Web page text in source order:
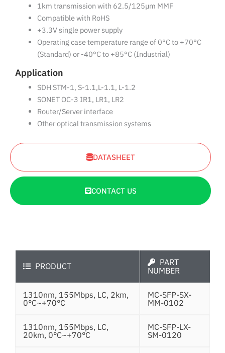
1km transmission with 62.5/125µm MMF
Compatible with RoHS
+3.3V single power supply
Operating case temperature range of 0°C to +70°C
(Standard) or -40°C to +85°C (Industrial)
Application
SDH STM-1, S-1.1,L-1.1, L-1.2
SONET OC-3 IR1, LR1, LR2
Router/Server interface
Other optical transmission systems
DATASHEET
CONTACT US
PRODUCT
PART
NUMBER
1310nm, 155Mbps, LC, 2km,
0°C~+70°C
MC-SFP-SX-
MM-0102
1310nm, 155Mbps, LC,
20km, 0°C~+70°C
MC-SFP-LX-
SM-0120